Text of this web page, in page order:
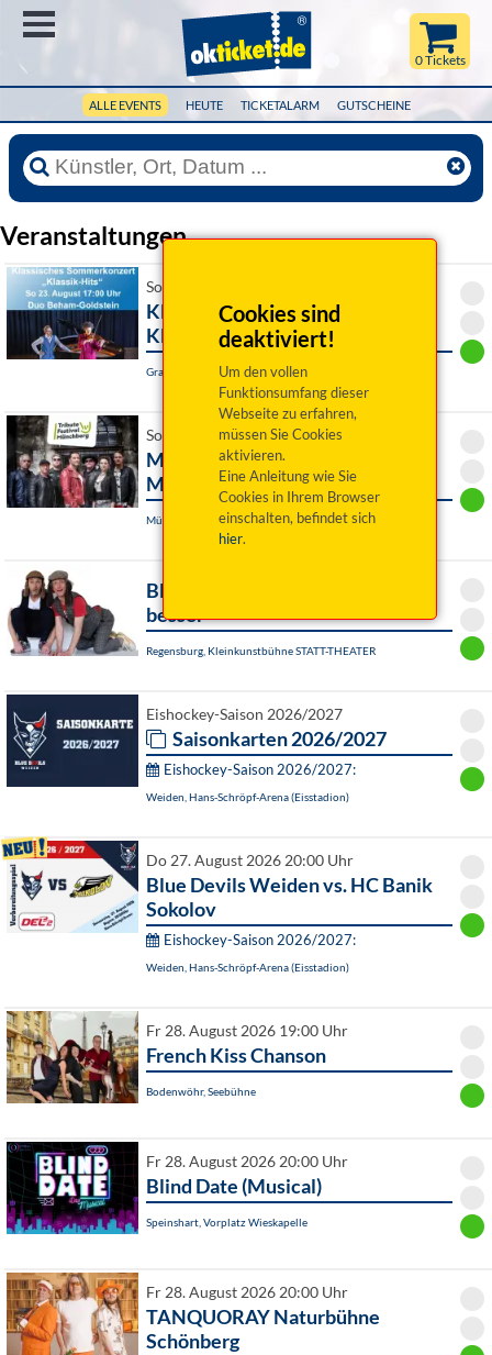
ALLE EVENTS HEUTE TICKETALARM GUTSCHEINE
0 Tickets
Cookies sind
deaktiviert!
Um den vollen
Funktionsumfang dieser
Webseite zu erfahren,
müssen Sie Cookies
aktivieren.
Eine Anleitung wie Sie
Cookies in Ihrem Browser
einschalten, befindet sich
hier.
Veranstaltungen
So 23. August 2026 17:00 Uhr
Klassisches Sommerkonzert -
Klassik Hits
Grafenau, Kulturpavillon
So 23. August 2026 20:00 Uhr
MAFFAYpur - Tribute to Peter
Maffay
Münchberg, Schützenhaus
Blömer//Tillack: Doppelt HELD
besser
Regensburg, Kleinkunstbühne STATT-THEATER
Eishockey-Saison 2026/2027
Saisonkarten 2026/2027
Eishockey-Saison 2026/2027:
Weiden, Hans-Schröpf-Arena (Eisstadion)
Do 27. August 2026 20:00 Uhr
Blue Devils Weiden vs. HC Banik
Sokolov
Eishockey-Saison 2026/2027:
Weiden, Hans-Schröpf-Arena (Eisstadion)
Fr 28. August 2026 19:00 Uhr
French Kiss Chanson
Bodenwöhr, Seebühne
Fr 28. August 2026 20:00 Uhr
Blind Date (Musical)
Speinshart, Vorplatz Wieskapelle
Fr 28. August 2026 20:00 Uhr
TANQUORAY Naturbühne
Schönberg